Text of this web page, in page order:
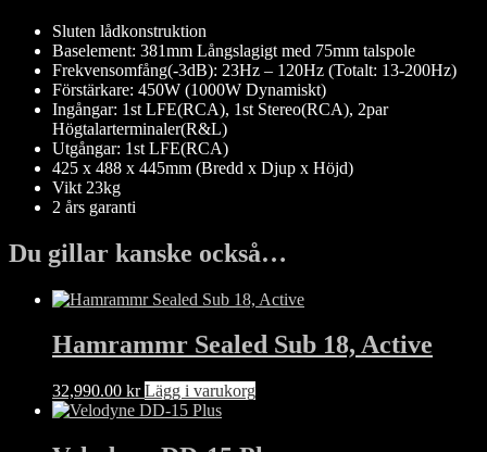
Sluten lådkonstruktion
Baselement: 381mm Långslagigt med 75mm talspole
Frekvensomfång(-3dB): 23Hz – 120Hz (Totalt: 13-200Hz)
Förstärkare: 450W (1000W Dynamiskt)
Ingångar: 1st LFE(RCA), 1st Stereo(RCA), 2par
Högtalarterminaler(R&L)
Utgångar: 1st LFE(RCA)
425 x 488 x 445mm (Bredd x Djup x Höjd)
Vikt 23kg
2 års garanti
Du gillar kanske också…
Hamrammr Sealed Sub 18, Active
32,990.00 kr Lägg i varukorg